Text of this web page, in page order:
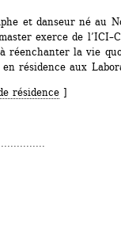
et danseur né au
exerce de
réenchanter la vie
résidence aux
résidence ]